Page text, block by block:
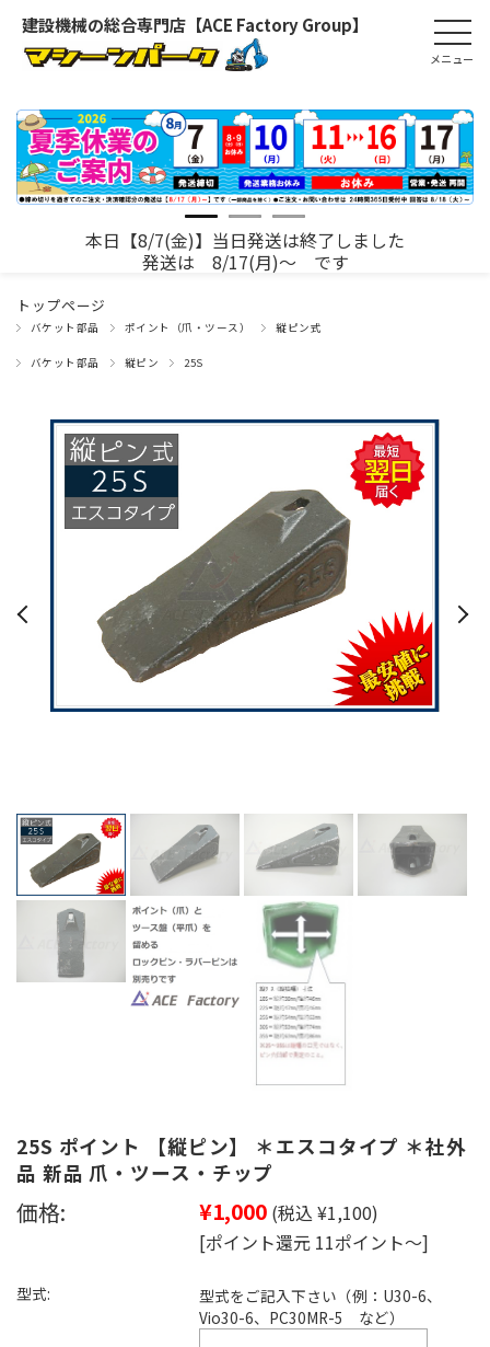
建設機械の総合専門店【ACE Factory Group】
本日【8/7(金)】当日発送は終了しました
発送は 8/17(月)～ です
トップページ
バケット部品 ポイント（爪・ツース） 縦ピン式
バケット部品 縦ピン 25S
25S ポイント 【縦ピン】 ＊エスコタイプ ＊社外
品 新品 爪・ツース・チップ
価格: ¥1,000 (税込 ¥1,100)
[ポイント還元 11ポイント～]
型式:
型式をご記入下さい（例：U30-6、
Vio30-6、PC30MR-5 など）